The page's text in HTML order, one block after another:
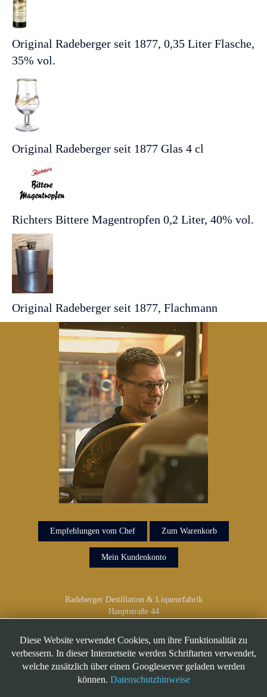
Original Radeberger seit 1877, 0,35 Liter Flasche,
35% vol.
Original Radeberger seit 1877 Glas 4 cl
Richters Bittere Magentropfen 0,2 Liter, 40% vol.
Original Radeberger seit 1877, Flachmann
Empfehlungen vom Chef Zum Warenkorb
Mein Kundenkonto
Radeberger Destillation & Liqueurfabrik
Hauptstraße 44
Telefon: 03528/418 918
Diese Website verwendet Cookies, um ihre Funktionalität zu
verbessern. In dieser Internetseite werden Schriftarten verwendet,
welche zusätzlich über einen Googleserver geladen werden
können. Datenschutzhinweise